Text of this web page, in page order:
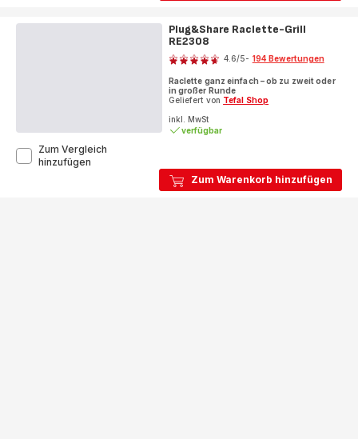
Zum Warenkorb hinzufügen
Plug&Share Raclette-Grill
RE2308
Bewertung
4.6/5- 194 Bewertungen
Raclette ganz einfach – ob zu zweit oder
in großer Runde
Geliefert von Tefal Shop
inkl. MwSt
verfügbar
Zum Vergleich
hinzufügen